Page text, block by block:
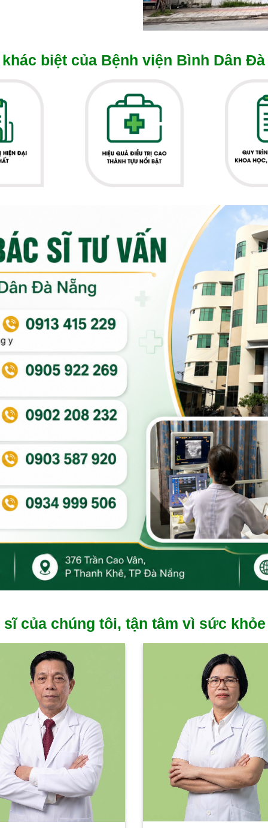
biệt của Bệnh viện Bình Dân Đà
sĩ của chúng tôi, tận tâm vì sức khỏe